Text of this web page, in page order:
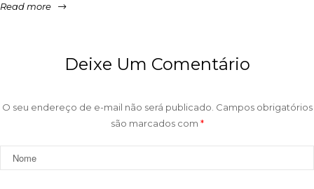
Read more
Deixe Um Comentário
O seu endereço de e-mail não será publicado. Campos obrigatórios
são marcados com *